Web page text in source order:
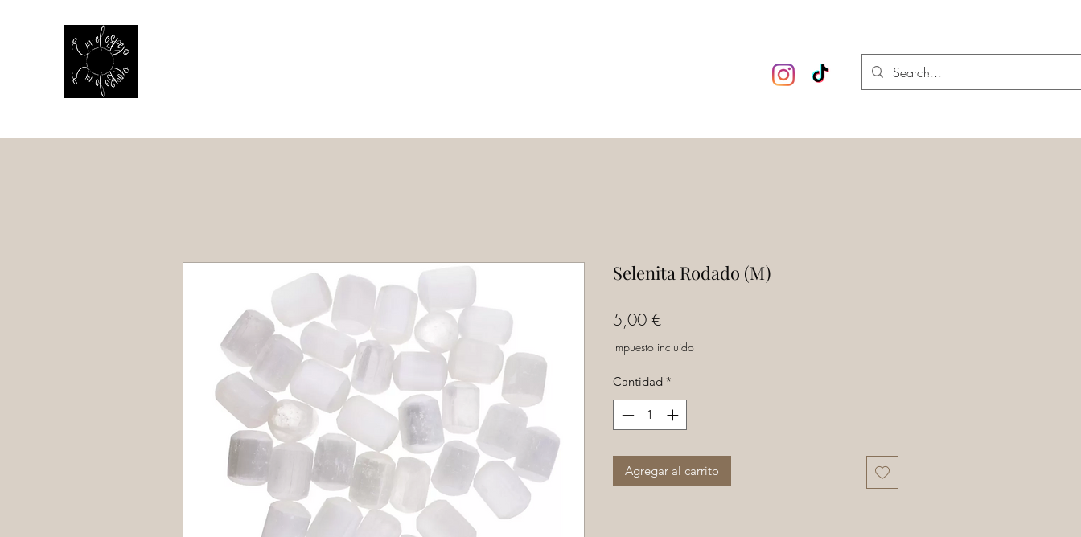
Escuela esotérica Iniciar sesión
Selenita Rodado (M)
5,00 €Precio
Impuesto incluido
Cantidad *
Agregar al carrito